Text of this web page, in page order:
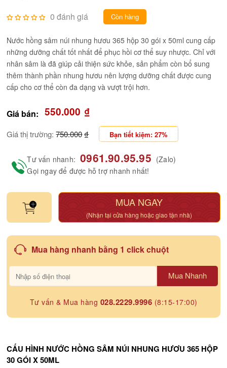
0 đánh giá Còn hàng
Nước hồng sâm núi nhung hươu 365 hộp 30 gói x 50ml cung cấp
những dưỡng chất tốt nhất để phục hồi cơ thể suy nhược. Chỉ với
nhân sâm là đã giúp cải thiện sức khỏe, sản phẩm còn bổ sung
thêm thành phần nhung hươu nên lượng dưỡng chất được cung
cấp cho cơ thể còn đa dạng và vượt trội hơn.
Giá bán: 550.000 ₫
Giá thị trường: 750.000₫ Bạn tiết kiệm: 27%
Tư vấn nhanh: 0961.90.95.95 (Zalo)
Gọi ngay để được hỗ trợ nhanh nhất!
MUA NGAY
(Nhận tại cửa hàng hoặc giao tận nhà)
Mua hàng nhanh bằng 1 click chuột
Mua Nhanh
Tư vấn & Mua hàng 028.2229.9996 (8:15-17:00)
CẤU HÌNH NƯỚC HỒNG SÂM NÚI NHUNG HƯƠU 365 HỘP
30 GÓI X 50ML